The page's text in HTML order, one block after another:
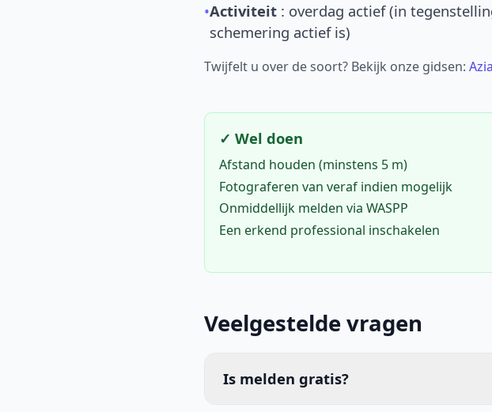
•Activiteit : overdag actief (in
schemering actief is)
Twijfelt u over de soort? Bekijk onze gidsen:
✓ Wel doen
Afstand houden (minstens 5 m)
Fotograferen van veraf indien mogelijk
Onmiddellijk melden via WASPP
Een erkend professional inschakelen
Veelgestelde vragen
Is melden gratis?